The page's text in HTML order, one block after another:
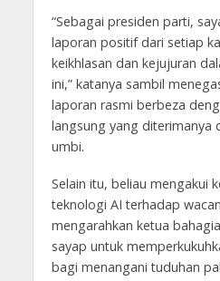
“Sebagai presiden parti,
laporan positif dari setiap
keikhlasan dan kejujuran
ini,” katanya sambil
laporan rasmi berbeza
langsung yang diterimanya
umbi.
Selain itu, beliau mengakui
teknologi AI terhadap
mengarahkan ketua
sayap untuk
bagi menangani tuduhan